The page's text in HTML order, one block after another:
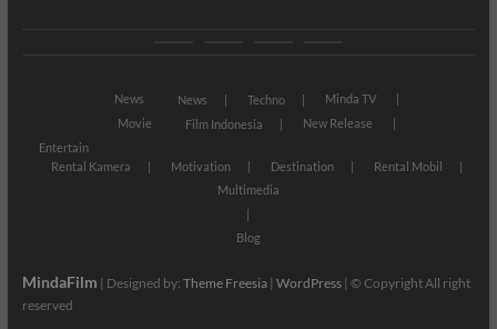
News News Techno
Minda TV
Movie
Film Indonesia
New Release
Entertain
Rental Kamera
Motivation Destination
Rental Mobil
Multimedia
Blog
MindaFilm | Designed by: Theme Freesia| WordPress| © Copyright All right
reserved